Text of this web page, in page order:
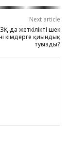
Next article
да жеткілікті шек
кімдерге қиындық
туғызды?